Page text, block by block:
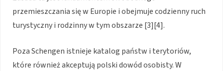
przemieszczania się w Europie i obejmuje codzienny ruch
turystyczny i rodzinny w tym obszarze [3][4].
Poza Schengen istnieje katalog państw i terytoriów,
które również akceptują polski dowód osobisty. W